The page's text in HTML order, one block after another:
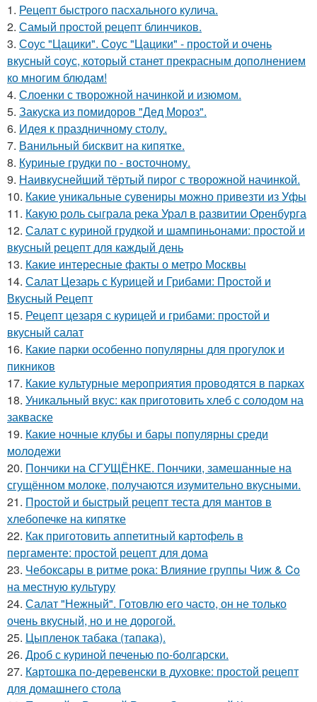
1. Рецепт быстрого пасхального кулича.
2. Самый простой рецепт блинчиков.
3. Соус "Цацики". Соус "Цацики" - простой и очень
вкусный соус, который станет прекрасным дополнением
ко многим блюдам!
4. Слоенки с творожной начинкой и изюмом.
5. Закуска из помидоров "Дед Мороз".
6. Идея к праздничному столу.
7. Ванильный бисквит на кипятке.
8. Куриные грудки по - восточному.
9. Наивкуснейший тёртый пирог с творожной начинкой.
10. Какие уникальные сувениры можно привезти из Уфы
11. Какую роль сыграла река Урал в развитии Оренбурга
12. Салат с куриной грудкой и шампиньонами: простой и
вкусный рецепт для каждый день
13. Какие интересные факты о метро Москвы
14. Салат Цезарь с Курицей и Грибами: Простой и
Вкусный Рецепт
15. Рецепт цезаря с курицей и грибами: простой и
вкусный салат
16. Какие парки особенно популярны для прогулок и
пикников
17. Какие культурные мероприятия проводятся в парках
18. Уникальный вкус: как приготовить хлеб с солодом на
закваске
19. Какие ночные клубы и бары популярны среди
молодежи
20. Пончики на СГУЩЁНКЕ. Пончики, замешанные на
сгущённом молоке, получаются изумительно вкусными.
21. Простой и быстрый рецепт теста для мантов в
хлебопечке на кипятке
22. Как приготовить аппетитный картофель в
пергаменте: простой рецепт для дома
23. Чебоксары в ритме рока: Влияние группы Чиж & Co
на местную культуру
24. Салат "Нежный". Готовлю его часто, он не только
очень вкусный, но и не дорогой.
25. Цыпленок табака (тапака).
26. Дроб с куриной печенью по-болгарски.
27. Картошка по-деревенски в духовке: простой рецепт
для домашнего стола